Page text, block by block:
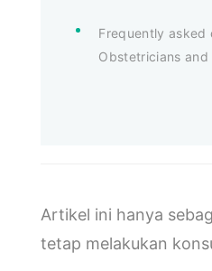
Frequently asked
Obstetricians and
Artikel ini hanya
tetap melakukan